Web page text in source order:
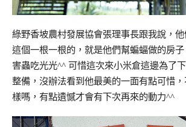
綠野香坡農村發展協會張理事長跟我說，
這個一根一根的，就是他們幫蝙蝠做的房
害蟲吃光光^^ 可惜這次來小米倉這邊為了
整備，沒辦法看到他最美的一面有點可惜
樣嗎，有點遺憾才會有下次再來的動力^^